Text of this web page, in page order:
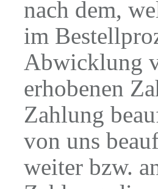
nach dem,
im
Abwicklung
erhobenen
Zahlung
von uns
weiter bzw.